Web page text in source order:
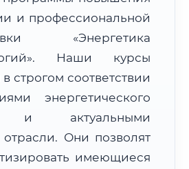
Почтой:
4–6 рабочих дней
и профессиональной
«Энергетика
Наши курсы
строгом соответствии
энергетического
и актуальными
отрасли. Они позволят
имеющиеся